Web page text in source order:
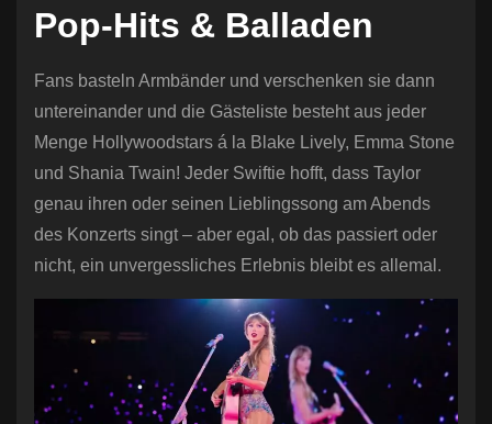
Pop-Hits & Balladen
Fans basteln Armbänder und verschenken sie dann
untereinander und die Gästeliste besteht aus jeder
Menge Hollywoodstars á la Blake Lively, Emma Stone
und Shania Twain! Jeder Swiftie hofft, dass Taylor
genau ihren oder seinen Lieblingssong am Abends
des Konzerts singt – aber egal, ob das passiert oder
nicht, ein unvergessliches Erlebnis bleibt es allemal.